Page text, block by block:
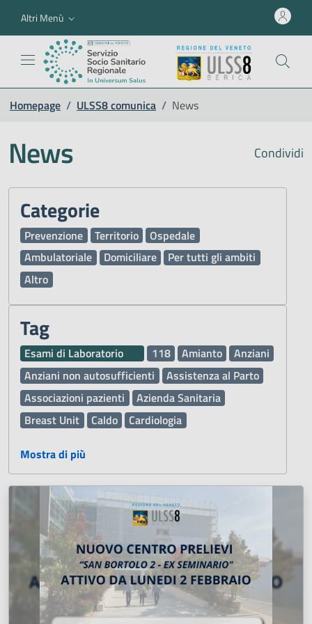
Altri Menù
Homepage / ULSS8 comunica / News
Condividi
News
Categorie
Prevenzione Territorio
Ospedale
Ambulatoriale
Domiciliare
Per tutti gli ambiti
Altro
Tag
Esami di Laboratorio 118 Amianto
Anziani
Anziani non autosufficienti
Assistenza al Parto
Associazioni pazienti
Azienda Sanitaria
Breast Unit
Caldo
Cardiologia
Comunità
Comunità Alloggio
Defibrillatore Automatico Esterno DAE
Deleghe
Dematerializzata DEMA
Demenza
Diritti dei pazienti
Donazione organi e sangue
Farmaci
Ginecologia e Ostetricia
Inclusione
Inclusione sociale
Infermieri
Influenza
Laboratorio Analisi
Malattie
Malattie rare
Medici
Medicina Generale
Metodo ABA
Mostra di più